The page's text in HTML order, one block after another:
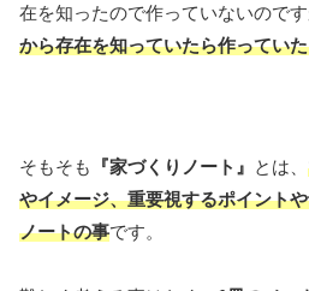
在を知ったので作っていないのです
から存在を知っていたら作ってい
そもそも 『家づくりノート』 とは、
やイメージ、重要視するポイント
ノートの事です。